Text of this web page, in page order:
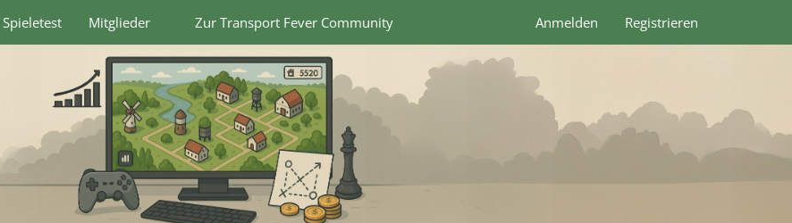
Spieletest Mitglieder Zur Transport Fever Community Anmelden Registrieren